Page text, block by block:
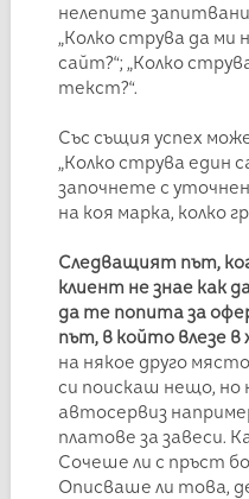
нелепите
„Колко струва да ми
сайт?“; „Колко
текст?“.
Със същия успех
„Колко струва един
започнете с
на коя марка, колко
Следващият път,
клиент не знае как
да те попита за
път, в който влезе в
на някое друго
си поискаш нещо, но
автосервиз
платове за завеси.
Сочеше ли с пръст
Описваше ли това,